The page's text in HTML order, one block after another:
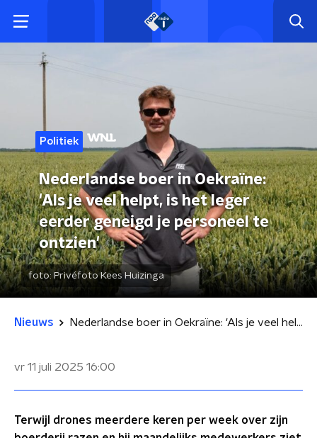
Politiek
Nederlandse boer in Oekraïne:
'Als je veel helpt, is het leger
eerder geneigd je personeel te
ontzien'
foto: Privéfoto Kees Huizinga
Nieuws Nederlandse boer in Oekraïne: 'Als je veel helpt, is het leger eerder geneigd je personeel te ontzien'
vr 11 juli 2025 16:00
Terwijl drones meerdere keren per week over zijn